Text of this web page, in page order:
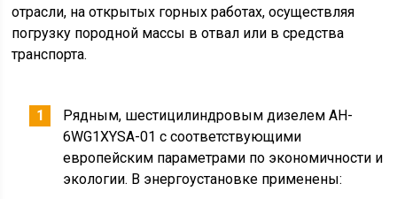
отрасли, на открытых горных работах, осуществляя
погрузку породной массы в отвал или в средства
транспорта.
Рядным, шестицилиндровым дизелем AH-
6WG1XYSA-01 с соответствующими
европейским параметрами по экономичности и
экологии. В энергоустановке применены: